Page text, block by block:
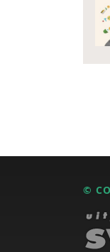
©